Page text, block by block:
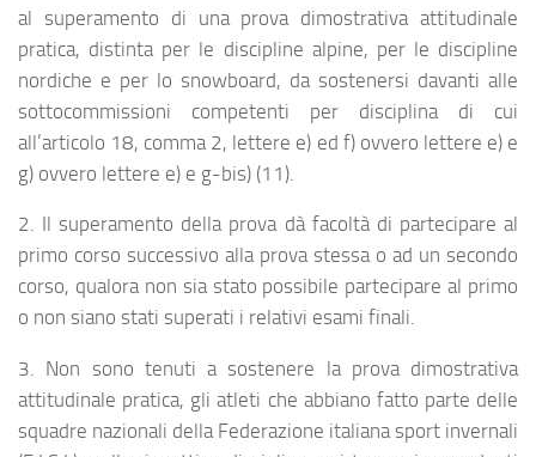
al superamento di una prova dimostrativa attitudinale
pratica, distinta per le discipline alpine, per le discipline
nordiche e per lo snowboard, da sostenersi davanti alle
sottocommissioni competenti per disciplina di cui
all’articolo 18, comma 2, lettere e) ed f) ovvero lettere e) e
g) ovvero lettere e) e g-bis) (11).
2. Il superamento della prova dà facoltà di partecipare al
primo corso successivo alla prova stessa o ad un secondo
corso, qualora non sia stato possibile partecipare al primo
o non siano stati superati i relativi esami finali.
3. Non sono tenuti a sostenere la prova dimostrativa
attitudinale pratica, gli atleti che abbiano fatto parte delle
squadre nazionali della Federazione italiana sport invernali